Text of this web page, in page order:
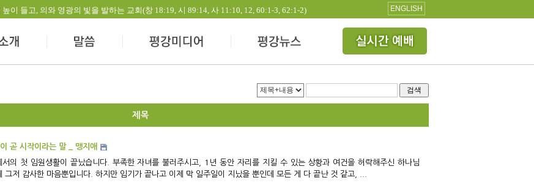
이 들고, 의와 영광의 빛을 발하는 교회(창 18:19, 시 89:14, 사 11:10, 12, 60:1-3, 62:1-2) ENGLISH
검색
제목
곧 시작이라는 말 _ 맹지애
서의 첫 임원생활이 끝났습니다. 부족한 자녀를 불러주시고, 1년 동안 자리를 지킬 수 있는 상황과 여건을 허락해주신 하나님
그저 감사한 마음뿐입니다. 하지만 임기가 끝나고 이제 막 일주일이 지났을 뿐인데 모든 게 다 끝난 것 같고, ...